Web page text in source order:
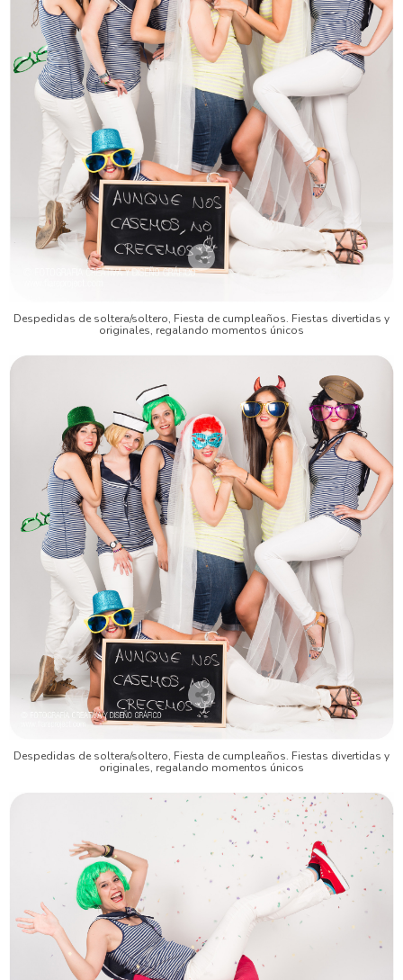
Despedidas de soltera/soltero, Fiesta de cumpleaños. Fiestas divertidas y
originales, regalando momentos únicos
Despedidas de soltera/soltero, Fiesta de cumpleaños. Fiestas divertidas y
originales, regalando momentos únicos